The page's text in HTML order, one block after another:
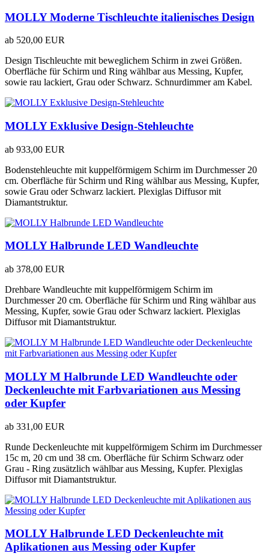
MOLLY Moderne Tischleuchte italienisches Design
ab 520,00 EUR
Design Tischleuchte mit beweglichem Schirm in zwei Größen.
Oberfläche für Schirm und Ring wählbar aus Messing, Kupfer,
sowie rau lackiert, Grau oder Schwarz. Schnurdimmer am Kabel.
MOLLY Exklusive Design-Stehleuchte
ab 933,00 EUR
Bodenstehleuchte mit kuppelförmigem Schirm im Durchmesser 20
cm. Oberfläche für Schirm und Ring wählbar aus Messing, Kupfer,
sowie Grau oder Schwarz lackiert. Plexiglas Diffusor mit
Diamantstruktur.
MOLLY Halbrunde LED Wandleuchte
ab 378,00 EUR
Drehbare Wandleuchte mit kuppelförmigem Schirm im
Durchmesser 20 cm. Oberfläche für Schirm und Ring wählbar aus
Messing, Kupfer, sowie Grau oder Schwarz lackiert. Plexiglas
Diffusor mit Diamantstruktur.
MOLLY M Halbrunde LED Wandleuchte oder
Deckenleuchte mit Farbvariationen aus Messing
oder Kupfer
ab 331,00 EUR
Runde Deckenleuchte mit kuppelförmigem Schirm im Durchmesser
15c m, 20 cm und 38 cm. Oberfläche für Schirm Schwarz oder
Grau - Ring zusätzlich wählbar aus Messing, Kupfer. Plexiglas
Diffusor mit Diamantstruktur.
MOLLY Halbrunde LED Deckenleuchte mit
Aplikationen aus Messing oder Kupfer